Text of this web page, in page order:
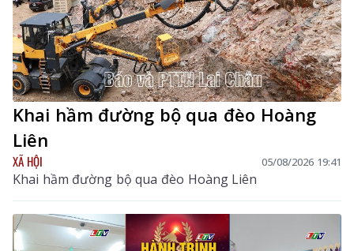
Khai hầm đường bộ qua đèo Hoàng
Liên
XÃ HỘI 05/08/2026 19:41
Khai hầm đường bộ qua đèo Hoàng Liên